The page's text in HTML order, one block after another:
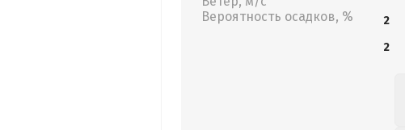
Вероятность осадков, %
2
2